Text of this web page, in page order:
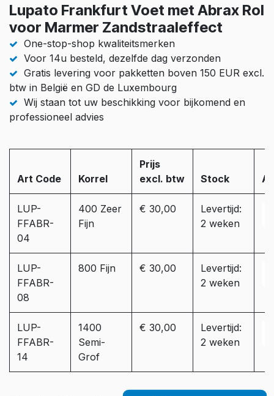
Lupato Frankfurt Voet met Abrax Rol
voor Marmer Zandstraaleffect
One-stop-shop kwaliteitsmerken
Voor 14u besteld, dezelfde dag verzonden
Gratis levering voor pakketten boven 150 EUR excl.
btw in België en GD de Luxembourg
Wij staan tot uw beschikking voor bijkomend en
professioneel advies
Art Code Korrel
Prijs
excl. btw
Stock
LUP-
FFABR-
04
400 Zeer
Fijn
€ 30,00
Levertijd:
2 weken
LUP-
FFABR-
08
800 Fijn € 30,00
Levertijd:
2 weken
LUP-
FFABR-
14
1400
Semi-
Grof
€ 30,00
Levertijd:
2 weken